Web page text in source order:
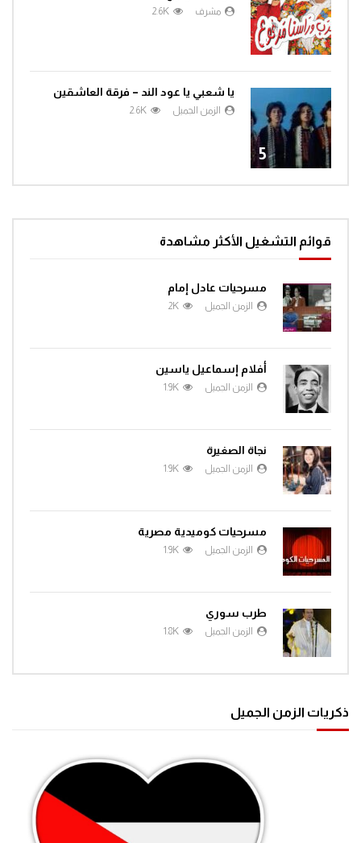
4
مشرف 2.6K
5
يا شعبي يا عود الند – فرقة العاشقين
الزمن الجميل 2.6K
قوائم التشغيل الأكثر مشاهدة
مسرحيات عادل إمام
الزمن الجميل 2K
أفلام إسماعيل ياسين
الزمن الجميل 1.9K
نجاة الصغيرة
الزمن الجميل 1.9K
مسرحيات كوميدية مصرية
الزمن الجميل 1.9K
طرب سوري
الزمن الجميل 1.8K
ذكريات الزمن الجميل